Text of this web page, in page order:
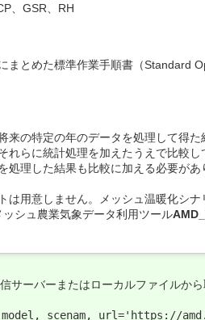
、GSR、RH
とめた標準作業手順書（Standard
の特定の年のデータを処理して得
らに統計処理を加えたうえで比較
理した結果も比較に加える必要が
用意しません。メッシュ温暖化シ
シュ農業気象データ利用ツール
ーバーまたはローカルファイルから
scenam, url='https://